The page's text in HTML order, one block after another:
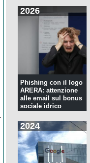
2026
Phishing con il logo
ARERA: attenzione
alle email sul bonus
sociale idrico
2024